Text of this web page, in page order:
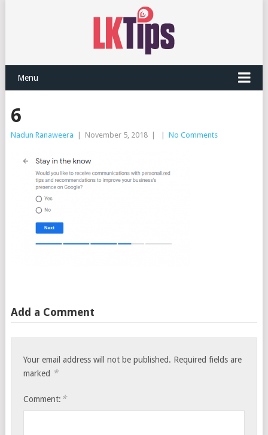
Menu
6
Nadun Ranaweera November 5, 2018 No Comments
Add a Comment
Your email address will not be published. Required fields are
marked *
Comment: *